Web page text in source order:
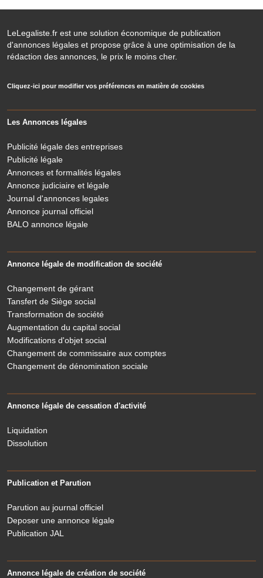
LeLegaliste.fr est une solution économique de publication
d'annonces légales et propose grâce à une optimisation de la
rédaction des annonces, le prix le moins cher.
Cliquez-ici pour modifier vos préférences en matière de cookies
Les Annonces légales
Publicité légale des entreprises
Publicité légale
Annonces et formalités légales
Annonce judiciaire et légale
Journal d'annonces legales
Annonce journal officiel
BALO annonce légale
Annonce légale de modification de société
Changement de gérant
Tansfert de Siège social
Transformation de société
Augmentation du capital social
Modifications d'objet social
Changement de commissaire aux comptes
Changement de dénomination sociale
Annonce légale de cessation d'activité
Liquidation
Dissolution
Publication et Parution
Parution au journal officiel
Deposer une annonce légale
Publication JAL
Annonce légale de création de société